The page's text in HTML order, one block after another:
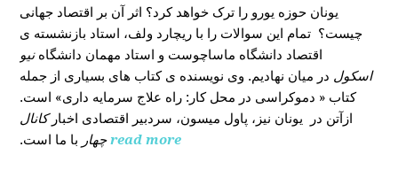
یونان حوزه یورو را ترک خواهد کرد؟ اثر آن بر اقتصاد جهانی
چیست؟ تمام این سوالات را با ریچارد ولف، استاد بازنشسته ی
اقتصاد دانشگاه ماساچوست و استاد مهمان دانشگاهنیو
اسکول در میان نهادیم. وی نویسنده ی کتاب های بسیاری از جمله
کتاب « دموکراسی در محل کار: راه علاج سرمایه داری» است.
ازآتن در یونان نیز، پاول میسون، سردبیر اقتصادی اخبارکانال
چهار با ما است. read more